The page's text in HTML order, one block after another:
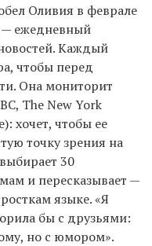
Оливия в феврале
— ежедневный
Каждый
чтобы перед
Она мониторит
The New York
хочет, чтобы ее
точку зрения на
30
и пересказывает —
языке. «Я
бы с друзьями:
но с юмором».